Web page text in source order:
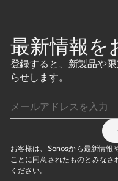
最新情報を
登録すると、新製品や
らせします。
お客様は、Sonosから最新情報
ことに同意されたものとみなさ
ください。